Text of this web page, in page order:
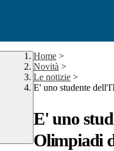
Home >
Novità >
Le notizie >
E' uno studente
E' uno
Olimpiadi